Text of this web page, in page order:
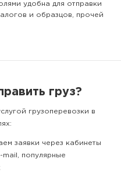
удобна для отправки
и образцов, прочей
груз?
грузоперевозки в
заявки через кабинеты
популярные